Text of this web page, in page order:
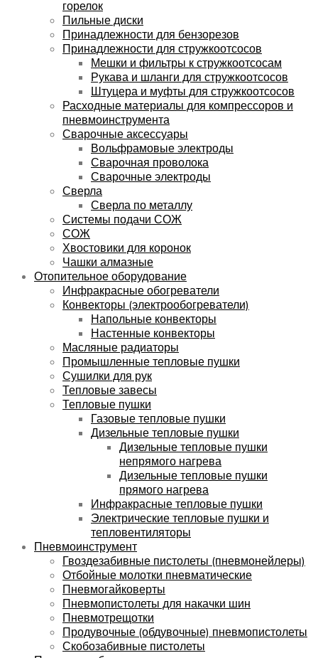
горелок
Пильные диски
Принадлежности для бензорезов
Принадлежности для стружкоотсосов
Мешки и фильтры к стружкоотсосам
Рукава и шланги для стружкоотсосов
Штуцера и муфты для стружкоотсосов
Расходные материалы для компрессоров и
пневмоинструмента
Сварочные аксессуары
Вольфрамовые электроды
Сварочная проволока
Сварочные электроды
Сверла
Сверла по металлу
Системы подачи СОЖ
СОЖ
Хвостовики для коронок
Чашки алмазные
Отопительное оборудование
Инфракрасные обогреватели
Конвекторы (электрообогреватели)
Напольные конвекторы
Настенные конвекторы
Масляные радиаторы
Промышленные тепловые пушки
Сушилки для рук
Тепловые завесы
Тепловые пушки
Газовые тепловые пушки
Дизельные тепловые пушки
Дизельные тепловые пушки
непрямого нагрева
Дизельные тепловые пушки
прямого нагрева
Инфракрасные тепловые пушки
Электрические тепловые пушки и
тепловентиляторы
Пневмоинструмент
Гвоздезабивные пистолеты (пневмонейлеры)
Отбойные молотки пневматические
Пневмогайковерты
Пневмопистолеты для накачки шин
Пневмотрещотки
Продувочные (обдувочные) пневмопистолеты
Скобозабивные пистолеты